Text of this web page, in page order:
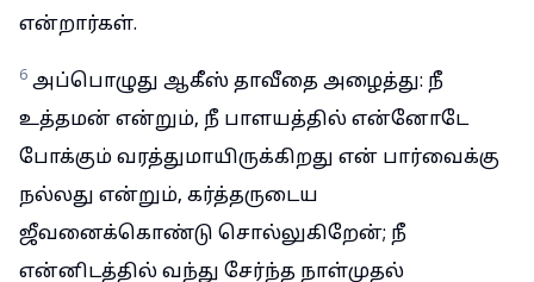
என்றார்கள்.
6 அப்பொழுது ஆகீஸ் தாவீதை அழைத்து: நீ
உத்தமன் என்றும், நீ பாளயத்தில் என்னோடே
போக்கும் வரத்துமாயிருக்கிறது என் பார்வைக்கு
நல்லது என்றும், கர்த்தருடைய
ஜீவனைக்கொண்டு சொல்லுகிறேன்; நீ
என்னிடத்தில் வந்து சேர்ந்த நாள்முதல்